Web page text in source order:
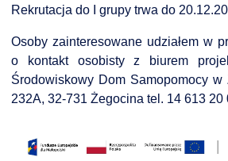
Rekrutacja do I grupy trwa do
Osoby zainteresowane udziałem w
o kontakt osobisty z biurem
Środowiskowy Dom Samopomocy w
232A, 32-731 Żegocina tel. 14 613 20